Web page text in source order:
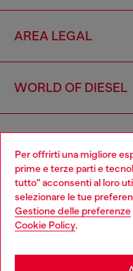
Per offrirti una migliore
prime e terze parti e
tutto" acconsenti al loro
selezionare le tue
Gestione delle preferenze
Cookie Policy.
AREA LEGAL
WORLD OF DIESEL
Country: IT
Choose your location
You are currently
be based in United States